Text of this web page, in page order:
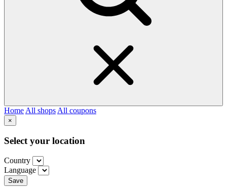
Home All shops All coupons
×
Select your location
Country
Language
Save